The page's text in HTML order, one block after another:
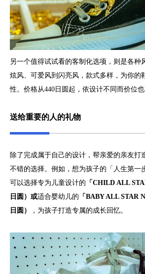
另一个值得试试看的客制化选项，则是各种
炫风、可爱风到闪亮风，款式多样，为你的
性。价格从440日圆起，依设计不同而价位也
送给重要的人的礼物
除了完成属于自己的设计，帮亲爱的亲友打
不错的选择。例如，想为孩子的「人生第一
可以选择专为儿童设计的 「CHILD ALL
日圆）或适合婴幼儿的 「BABY ALL STAR
日圆）
，为孩子打造专属的成长回忆。